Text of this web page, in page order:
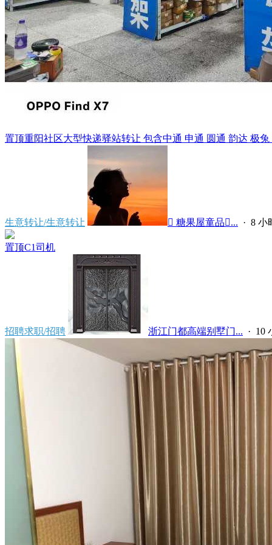
置顶重阳社区大型快递驿站转让 包含中通 申通 圆通 韵达 极兔
生意转让/生意转让  糖果屋童品... · 8 小
置顶C1司机
招聘求职/招聘 浙江门都高端别墅门... · 10